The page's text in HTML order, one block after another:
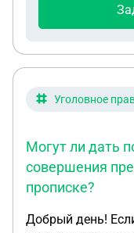
Уголовное
Могут ли дать
совершения
прописке?
Добрый день! Если уголовное преступление было